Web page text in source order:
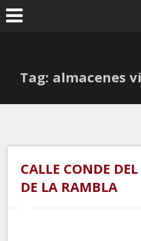
Ir
al
Tag: almacenes
CALLE CONDE
DE LA RAMBLA